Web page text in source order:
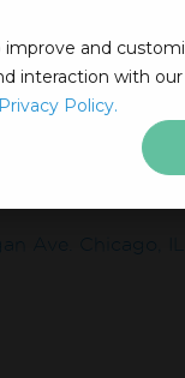
improve and
interaction with our
Privacy Policy.
部
試